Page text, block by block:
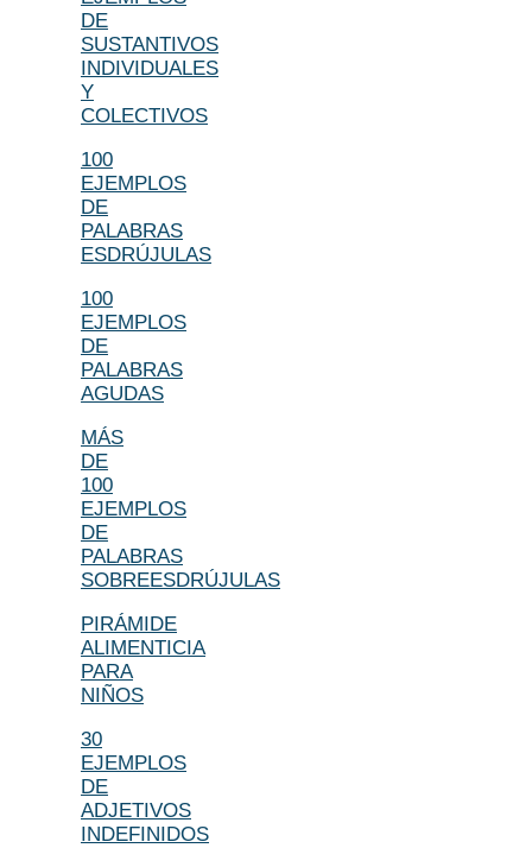
DE
SUSTANTIVOS
INDIVIDUALES
Y
COLECTIVOS
100
EJEMPLOS
DE
PALABRAS
ESDRÚJULAS
100
EJEMPLOS
DE
PALABRAS
AGUDAS
MÁS
DE
100
EJEMPLOS
DE
PALABRAS
SOBREESDRÚJULAS
PIRÁMIDE
ALIMENTICIA
PARA
NIÑOS
30
EJEMPLOS
DE
ADJETIVOS
INDEFINIDOS